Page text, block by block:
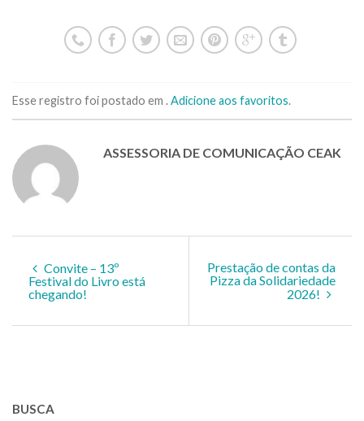
Esse registro foi postado em .Adicione aos favoritos.
ASSESSORIA DE COMUNICAÇÃO CEAK
Convite – 13º
Festival do Livro está
chegando!
Prestação de contas da
Pizza da Solidariedade
2026!
BUSCA